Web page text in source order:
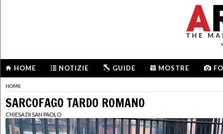
HOME NOTIZIE GUIDE MOSTRE
HOME
SARCOFAGO TARDO ROMANO
CHIESA DI SAN PAOLO